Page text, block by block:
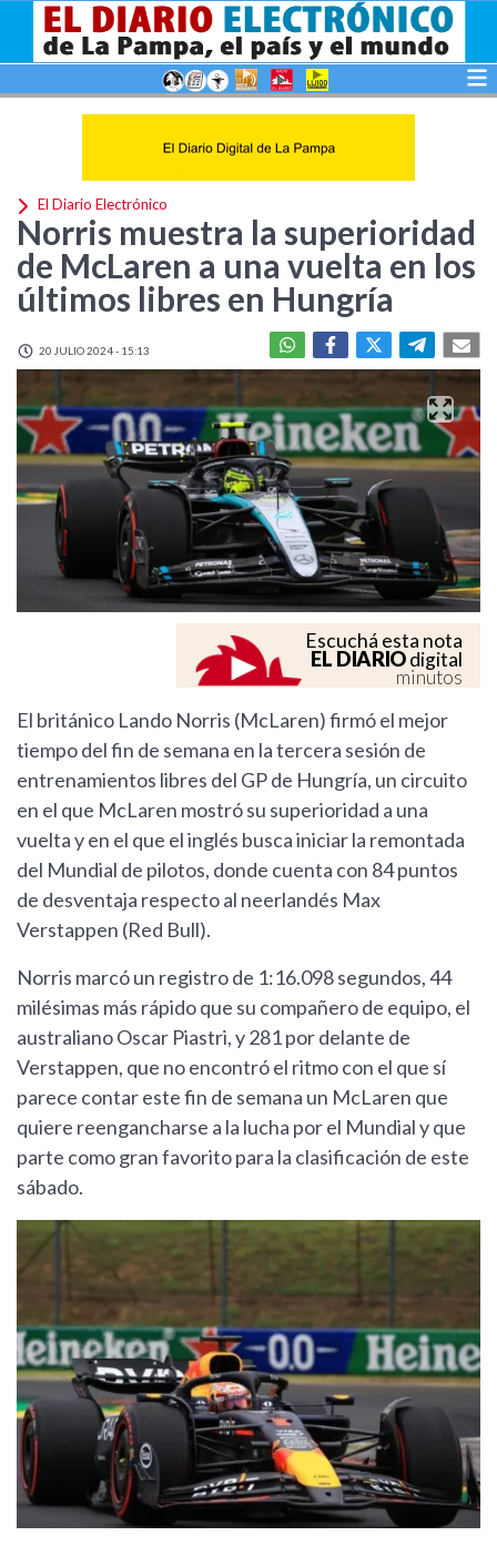
El Diario Electrónico
Norris muestra la superioridad
de McLaren a una vuelta en los
últimos libres en Hungría
20 JULIO 2024 - 15:13
Escuchá esta nota
EL DIARIOdigital
minutos
El británico Lando Norris (McLaren) firmó el mejor
tiempo del fin de semana en la tercera sesión de
entrenamientos libres del GP de Hungría, un circuito
en el que McLaren mostró su superioridad a una
vuelta y en el que el inglés busca iniciar la remontada
del Mundial de pilotos, donde cuenta con 84 puntos
de desventaja respecto al neerlandés Max
Verstappen (Red Bull).
Norris marcó un registro de 1:16.098 segundos, 44
milésimas más rápido que su compañero de equipo, el
australiano Oscar Piastri, y 281 por delante de
Verstappen, que no encontró el ritmo con el que sí
parece contar este fin de semana un McLaren que
quiere reengancharse a la lucha por el Mundial y que
parte como gran favorito para la clasificación de este
sábado.